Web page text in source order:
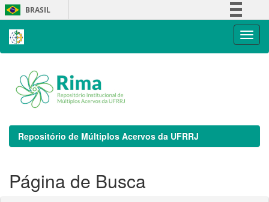
Skip
navigation
BRASIL
Repositório de Múltiplos Acervos da UFRRJ
Página de Busca